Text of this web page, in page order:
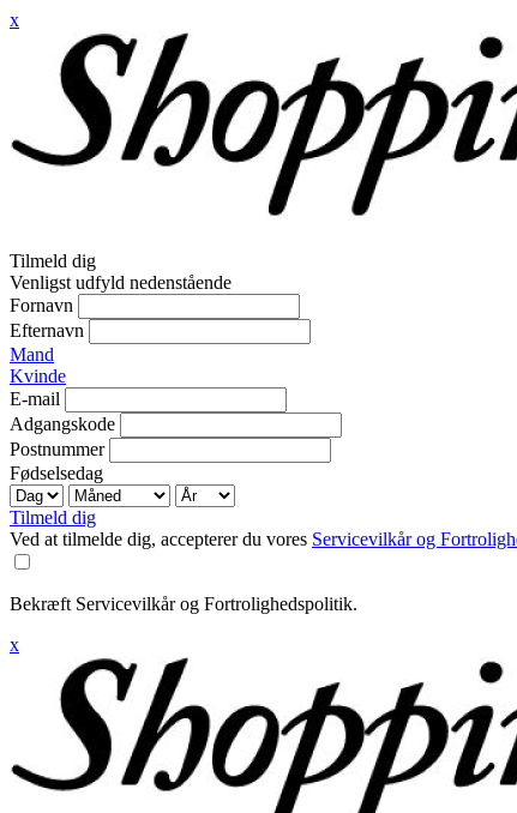
x
Tilmeld dig
Venligst udfyld nedenstående
Fornavn
Efternavn
Mand
Kvinde
E-mail
Adgangskode
Postnummer
Fødselsedag
Tilmeld dig
Ved at tilmelde dig, accepterer du vores Servicevilkår og
Bekræft Servicevilkår og Fortrolighedspolitik.
x